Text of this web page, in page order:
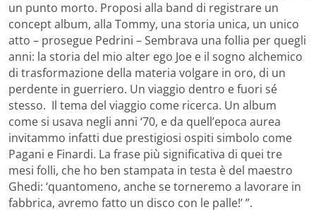
un punto morto. Proposi alla band di registrare un
concept album, alla Tommy, una storia unica, un unico
atto – prosegue Pedrini – Sembrava una follia per quegli
anni: la storia del mio alter ego Joe e il sogno alchemico
di trasformazione della materia volgare in oro, di un
perdente in guerriero. Un viaggio dentro e fuori sé
stesso. Il tema del viaggio come ricerca. Un album
come si usava negli anni ‘70, e da quell’epoca aurea
invitammo infatti due prestigiosi ospiti simbolo come
Pagani e Finardi. La frase più significativa di quei tre
mesi folli, che ho ben stampata in testa è del maestro
Ghedi: ‘quantomeno, anche se torneremo a lavorare in
fabbrica, avremo fatto un disco con le palle!’ ”.